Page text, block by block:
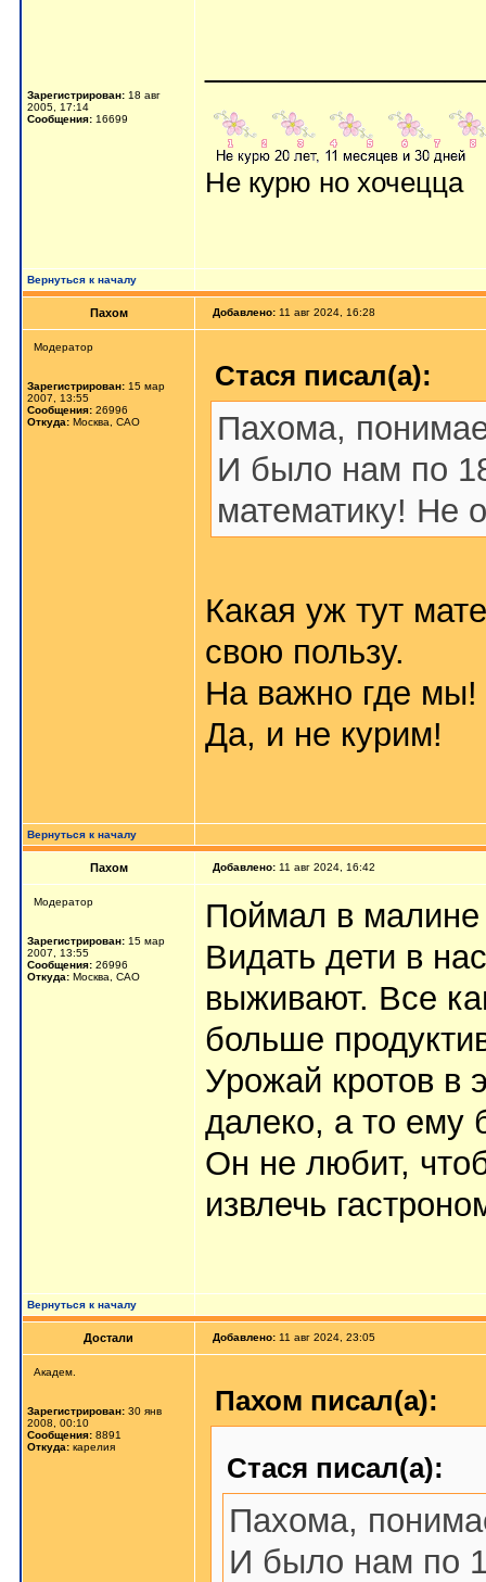
Зарегистрирован: 18 авг
2005, 17:14
Сообщения: 16699
Не курю но хочецца
Вернуться к началу
Пахом Добавлено: 11 авг 2024, 16:28
Мoдератор
Зарегистрирован: 15 мар
2007, 13:55
Сообщения: 26996
Откуда: Москва, САО
Стася писал(а):
Пахома,
И было нам по
математику! Не
Какая уж тут
свою пользу.
На важно где мы!
Да, и не курим!
Вернуться к началу
Пахом Добавлено: 11 авг 2024, 16:42
Мoдератор
Зарегистрирован: 15 мар
2007, 13:55
Сообщения: 26996
Откуда: Москва, САО
Поймал в малине
Видать дети в
выживают. Все
больше
Урожай кротов в
далеко, а то ему
Он не любит,
извлечь
Вернуться к началу
Достали Добавлено: 11 авг 2024, 23:05
Академ.
Зарегистрирован: 30 янв
2008, 00:10
Сообщения: 8891
Откуда: карелия
Пахом писал(а):
Стася писал(а):
Пахома,
И было нам по